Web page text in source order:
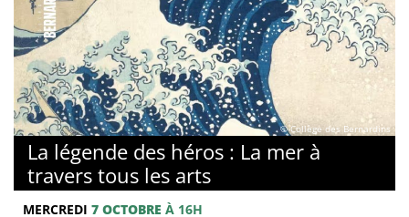
© Collège des Bernardins
La légende des héros : La mer à
travers tous les arts
MERCREDI 7 OCTOBRE À 16H